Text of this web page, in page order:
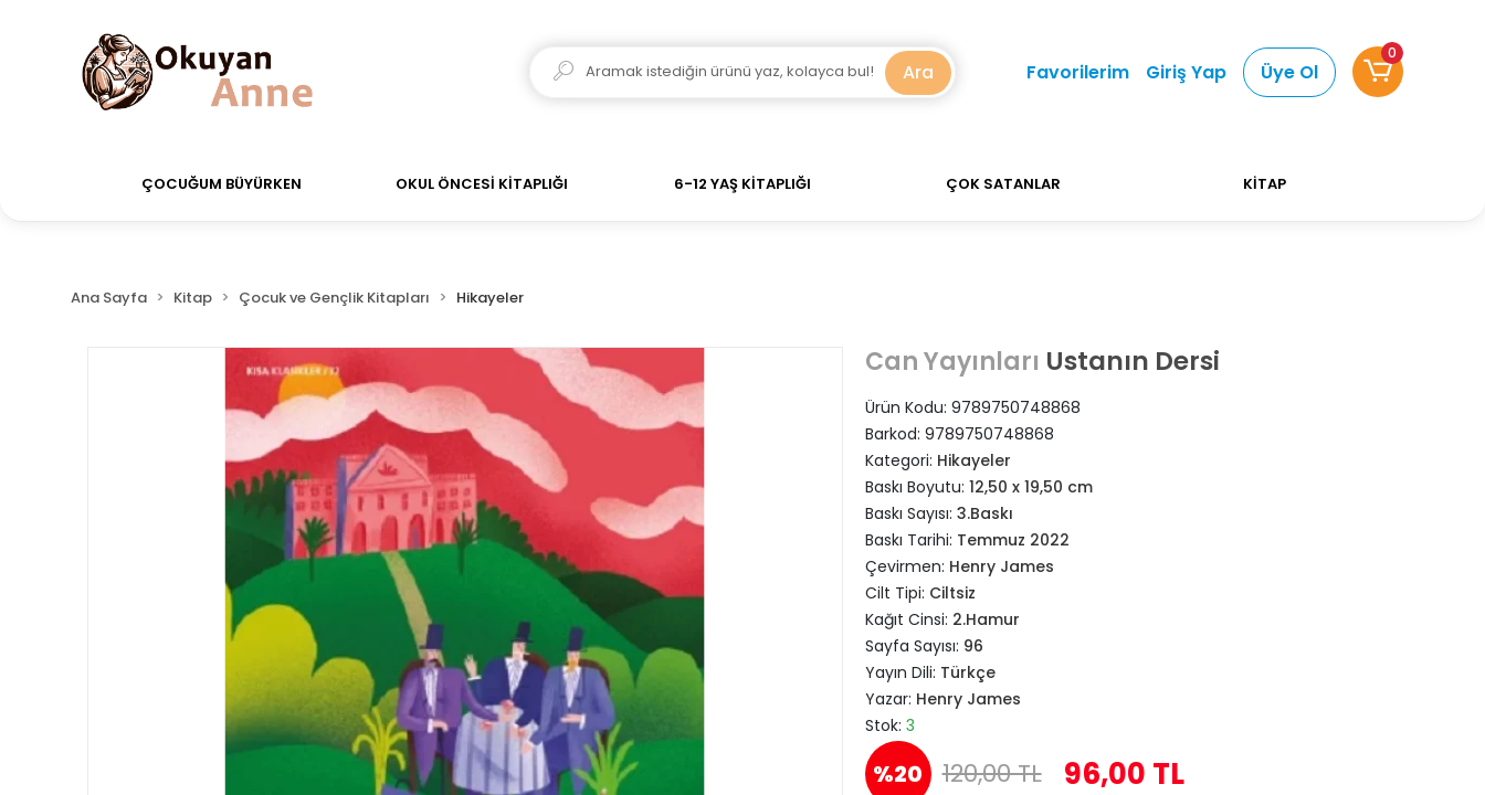
siparişler Aynı Gün Kargo! Saat 11:00'a kadar verdiğiniz siparişler Aynı Gün Kargo! 700 TL Üzeri Alışverişlerinizde Kargo Ücretsiz! Bizi tercih
Ara Favorilerim Giriş Yap Üye Ol
0
ÇOCUĞUM BÜYÜRKEN OKUL ÖNCESİ KİTAPLIĞI 6-12 YAŞ KİTAPLIĞI ÇOK SATANLAR KİTAP
Ana Sayfa Kitap Çocuk ve Gençlik Kitapları Hikayeler
Can Yayınları Ustanın Dersi
Ürün Kodu: 9789750748868
Barkod: 9789750748868
Kategori: Hikayeler
Baskı Boyutu: 12,50 x 19,50 cm
Baskı Sayısı: 3.Baskı
Baskı Tarihi: Temmuz 2022
Çevirmen: Henry James
Cilt Tipi: Ciltsiz
Kağıt Cinsi: 2.Hamur
Sayfa Sayısı: 96
Yayın Dili: Türkçe
Yazar: Henry James
Stok: 3
%20 120,00 TL 96,00 TL